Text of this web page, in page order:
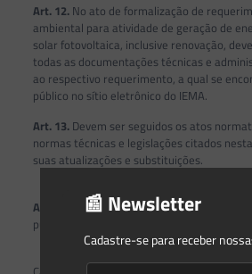
Art. 12.No ato de formalização de
ambiental para atividade de geração de
solar fotovoltaica, inclusive renovação,
todas as documentações técnicas e
ao respectivo requerimento, a qual se
público no sítio eletrônico do IEMA.
Art. 13.Devem ser seguidos os atos
normas técnicas e legislações citados
suas atualizações e substituições.
Art. 14.
Esta Instrução normativa entra em
publicação.
📰 Newsletter
Cadastre-se para receber